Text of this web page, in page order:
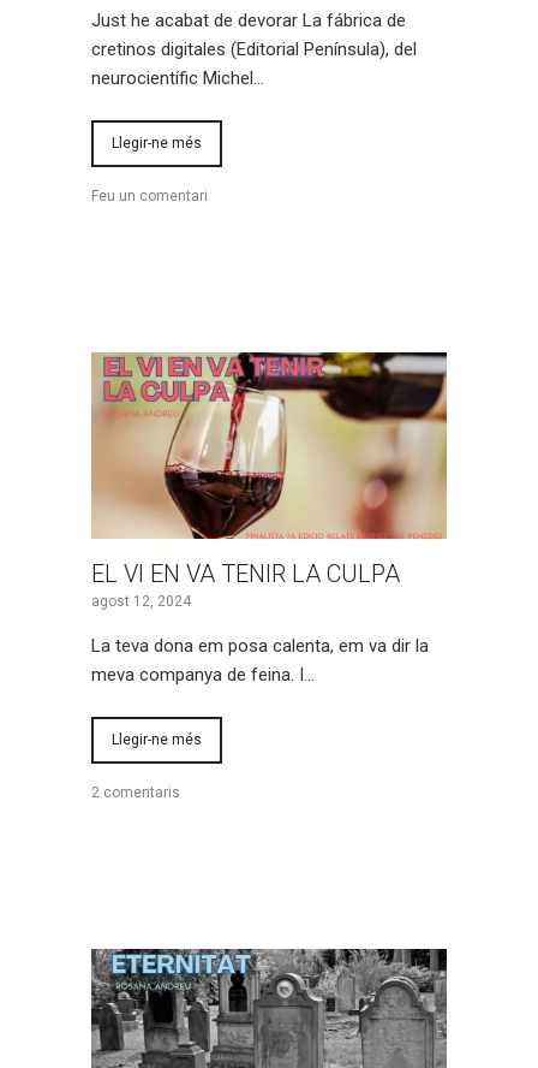
Just he acabat de devorar La fábrica de
cretinos digitales (Editorial Península), del
neurocientífic Michel…
Llegir-ne més
Feu un comentari
EL VI EN VA TENIR LA CULPA
agost 12, 2024
La teva dona em posa calenta, em va dir la
meva companya de feina. I…
Llegir-ne més
2 comentaris